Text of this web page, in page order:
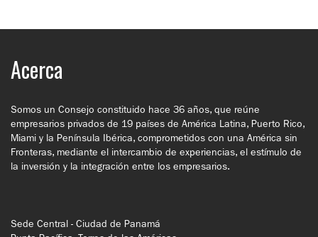
Acerca
Somos un Consejo constituido hace 36 años, que reúne
empresarios privados de 19 países de América Latina, Puerto Rico,
Miami y la Península Ibérica, comprometidos con una América sin
Fronteras, mediante el intercambio de experiencias, el estímulo de
la inversión y la integración entre los empresarios.
Sede Central - Ciudad de Panamá